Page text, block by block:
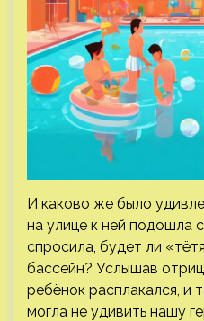
И каково же было
на улице к ней подошла
спросила, будет ли
бассейн? Услышав
ребёнок расплакался, и
могла не удивить нашу